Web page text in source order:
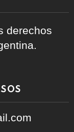
derechos